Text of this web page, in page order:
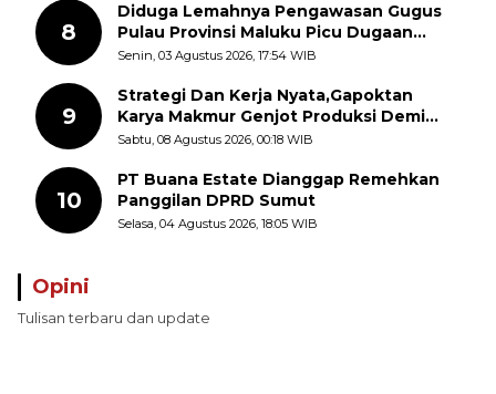
8
Diduga Lemahnya Pengawasan Gugus
Pulau Provinsi Maluku Picu Dugaan
Pungli terhadap Nelayan Bale-Bale di
Senin, 03 Agustus 2026, 17:54 WIB
9
Strategi Dan Kerja Nyata,Gapoktan
Karya Makmur Genjot Produksi Demi
Swasembada Pangan
Sabtu, 08 Agustus 2026, 00:18 WIB
10
PT Buana Estate Dianggap Remehkan
Panggilan DPRD Sumut
Selasa, 04 Agustus 2026, 18:05 WIB
Opini
Tulisan terbaru dan update